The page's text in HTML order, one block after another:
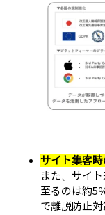
サイト集客
また、サイ
至るのは約5
で離脱防止